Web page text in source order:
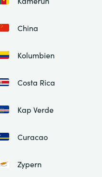
China
Kolumbien
Costa Rica
Kap Verde
Curacao
Zypern